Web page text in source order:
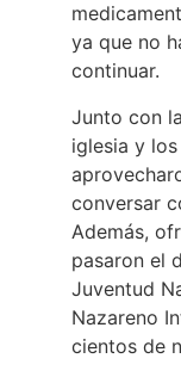
ya que no
continuar.
Junto con
iglesia y
conversar
Además,
pasaron el
Juventud
Nazareno
cientos de